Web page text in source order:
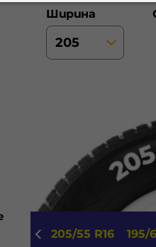
Ширина
205/55 R16 195/